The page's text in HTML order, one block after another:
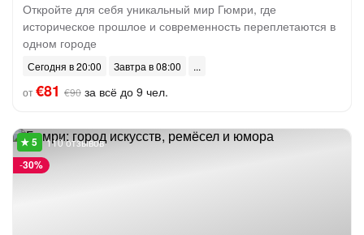
Откройте для себя уникальный мир Гюмри, где
историческое прошлое и современность переплетаются в
одном городе
Сегодня в 20:00
Завтра в 08:00
от€81 €90 за всё до 9 чел.
-30%
110 отзывов